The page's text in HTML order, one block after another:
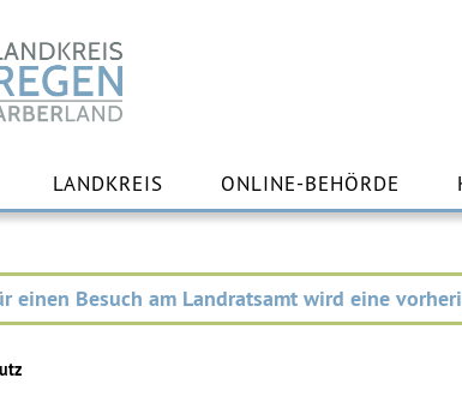
Inhalt
springen
LANDKREIS ONLINE-BEHÖRDE
einen Besuch am Landratsamt wird eine